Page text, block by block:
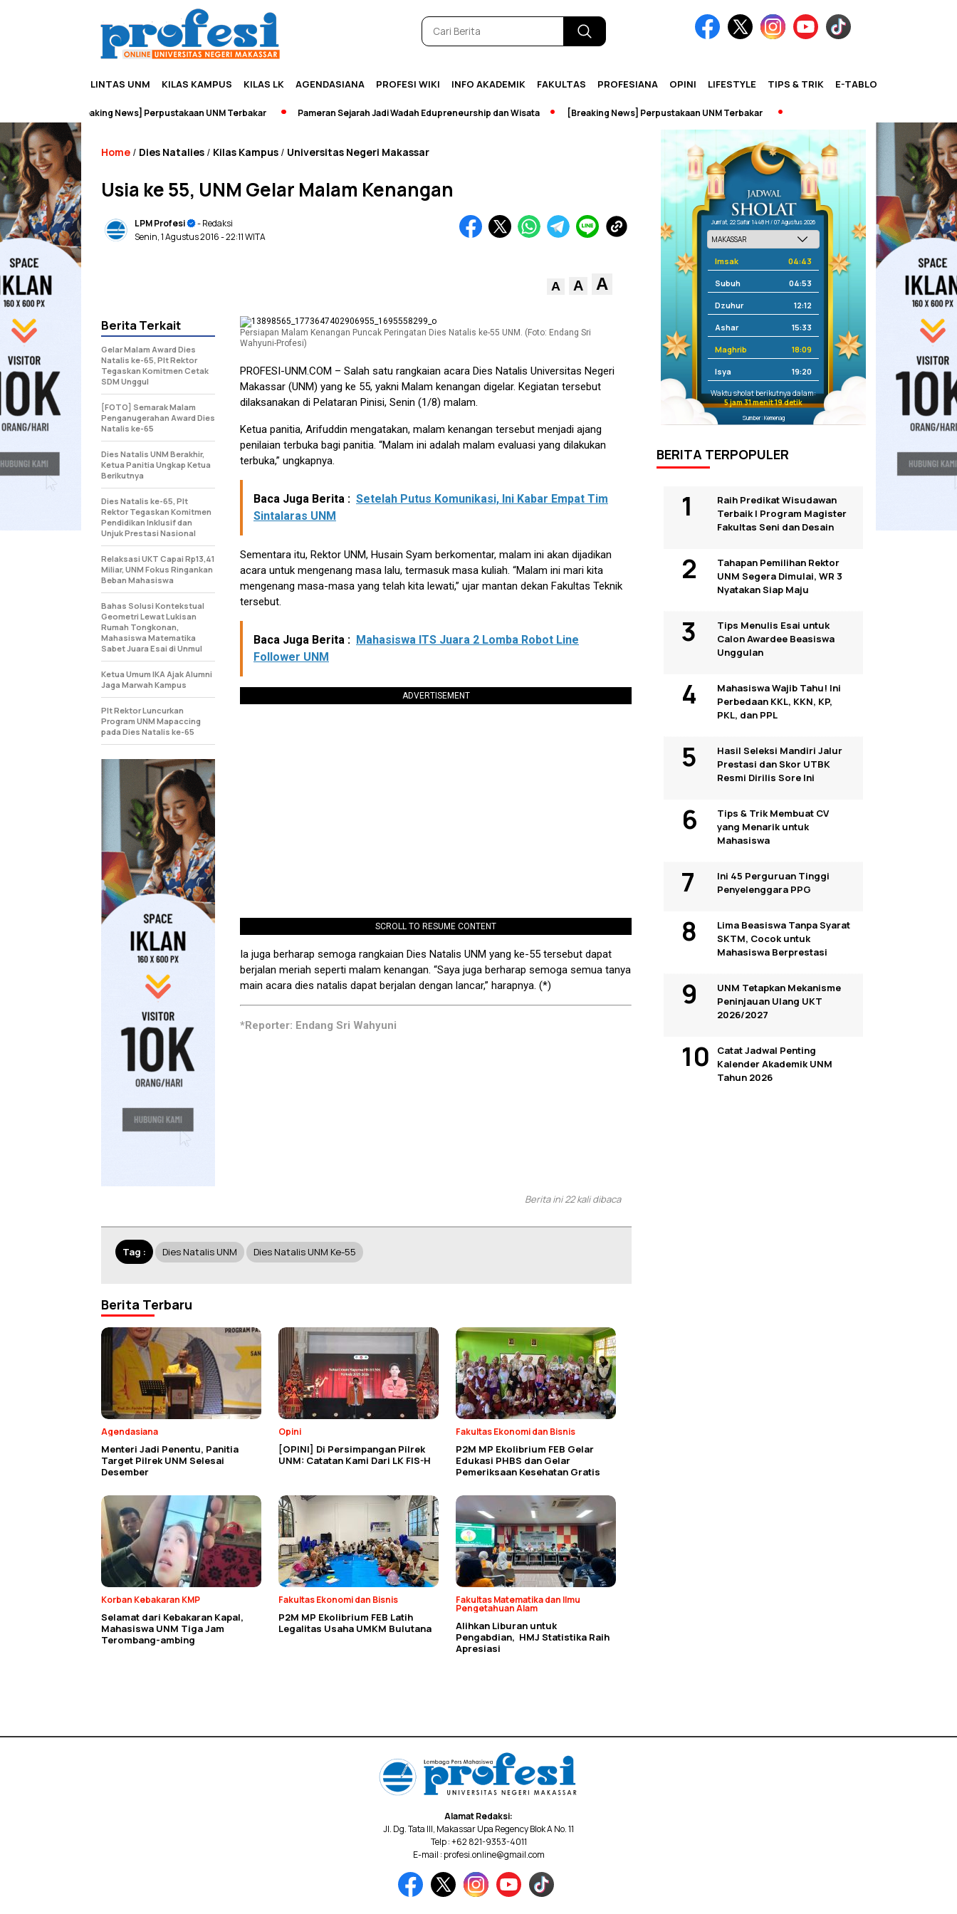
LINTAS UNM KILAS KAMPUS KILAS LK AGENDASIANA PROFESI WIKI INFO AKADEMIK FAKULTAS PROFESIANA OPINI LIFESTYLE TIPS & TRIK E-TABLOID
[Breaking News] Perpustakaan UNM Terbakar Pameran Sejarah Jadi Wadah Edupreneurship dan Wisata [Breaking News] Perpustakaan UNM Terbakar
Home / Dies Natalies / Kilas Kampus / Universitas Negeri Makassar
Usia ke 55, UNM Gelar Malam Kenangan
LPM Profesi
- Redaksi
Senin, 1 Agustus 2016- 22:11 WITA
A A A
Persiapan Malam Kenangan Puncak Peringatan Dies Natalis ke-55 UNM. (Foto: Endang Sri
Wahyuni-Profesi)
PROFESI-UNM.COM – Salah satu rangkaian acara Dies Natalis Universitas Negeri
Makassar (UNM) yang ke 55, yakni Malam kenangan digelar. Kegiatan tersebut
dilaksanakan di Pelataran Pinisi, Senin (1/8) malam.
Ketua panitia, Arifuddin mengatakan, malam kenangan tersebut menjadi ajang
penilaian terbuka bagi panitia. “Malam ini adalah malam evaluasi yang dilakukan
terbuka,” ungkapnya.
Baca Juga Berita : Setelah Putus Komunikasi, Ini Kabar Empat Tim
Sintalaras UNM
Sementara itu, Rektor UNM, Husain Syam berkomentar, malam ini akan dijadikan
acara untuk mengenang masa lalu, termasuk masa kuliah. “Malam ini mari kita
mengenang masa-masa yang telah kita lewati,” ujar mantan dekan Fakultas Teknik
tersebut.
Baca Juga Berita : Mahasiswa ITS Juara 2 Lomba Robot Line
Follower UNM
ADVERTISEMENT
SCROLL TO RESUME CONTENT
Ia juga berharap semoga rangkaian Dies Natalis UNM yang ke-55 tersebut dapat
berjalan meriah seperti malam kenangan. “Saya juga berharap semoga semua tanya
main acara dies natalis dapat berjalan dengan lancar,” harapnya. (*)
*Reporter: Endang Sri Wahyuni
Berita Terkait
Gelar Malam Award Dies
Natalis ke-65, Plt Rektor
Tegaskan Komitmen Cetak
SDM Unggul
[FOTO] Semarak Malam
Penganugerahan Award Dies
Natalis ke-65
Dies Natalis UNM Berakhir,
Ketua Panitia Ungkap Ketua
Berikutnya
Dies Natalis ke-65, Plt
Rektor Tegaskan Komitmen
Pendidikan Inklusif dan
Unjuk Prestasi Nasional
Relaksasi UKT Capai Rp13,41
Miliar, UNM Fokus Ringankan
Beban Mahasiswa
Bahas Solusi Kontekstual
Geometri Lewat Lukisan
Rumah Tongkonan,
Mahasiswa Matematika
Sabet Juara Esai di Unmul
Ketua Umum IKA Ajak Alumni
Jaga Marwah Kampus
Plt Rektor Luncurkan
Program UNM Mapaccing
pada Dies Natalis ke-65
Berita ini 22 kali dibaca
Tag : Dies Natalis UNM Dies Natalis UNM Ke-55
Berita Terbaru
Agendasiana
Menteri Jadi Penentu, Panitia
Target Pilrek UNM Selesai
Desember
Opini
[OPINI] Di Persimpangan Pilrek
UNM: Catatan Kami Dari LK FIS-H
Fakultas Ekonomi dan Bisnis
P2M MP Ekolibrium FEB Gelar
Edukasi PHBS dan Gelar
Pemeriksaan Kesehatan Gratis
Korban Kebakaran KMP
Selamat dari Kebakaran Kapal,
Mahasiswa UNM Tiga Jam
Terombang-ambing
Fakultas Ekonomi dan Bisnis
P2M MP Ekolibrium FEB Latih
Legalitas Usaha UMKM Bulutana
Fakultas Matematika dan Ilmu
Pengetahuan Alam
Alihkan Liburan untuk
Pengabdian, HMJ Statistika Raih
Apresiasi
Jum'at, 22 Safar 1448 H / 07 Agustus 2026
Imsak 04:43
Subuh 04:53
Dzuhur 12:12
Ashar 15:33
Maghrib 18:09
Isya 19:20
Waktu sholat berikutnya dalam:
5 jam 31 menit 19 detik
Sumber: Kemenag
BERITA TERPOPULER
Raih Predikat Wisudawan
Terbaik I Program Magister
Fakultas Seni dan Desain
Tahapan Pemilihan Rektor
UNM Segera Dimulai, WR 3
Nyatakan Siap Maju
Tips Menulis Esai untuk
Calon Awardee Beasiswa
Unggulan
Mahasiswa Wajib Tahu! Ini
Perbedaan KKL, KKN, KP,
PKL, dan PPL
Hasil Seleksi Mandiri Jalur
Prestasi dan Skor UTBK
Resmi Dirilis Sore Ini
Tips & Trik Membuat CV
yang Menarik untuk
Mahasiswa
Ini 45 Perguruan Tinggi
Penyelenggara PPG
Lima Beasiswa Tanpa Syarat
SKTM, Cocok untuk
Mahasiswa Berprestasi
UNM Tetapkan Mekanisme
Peninjauan Ulang UKT
2026/2027
Catat Jadwal Penting
Kalender Akademik UNM
Tahun 2026
Alamat Redaksi:
Jl. Dg. Tata III, Makassar Upa Regency Blok A No. 11
Telp : +62 821-9353-4011
E-mail : profesi.online@gmail.com